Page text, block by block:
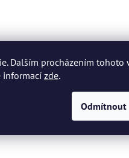
Dalším procházením tohoto
informacízde.
Odmítnout